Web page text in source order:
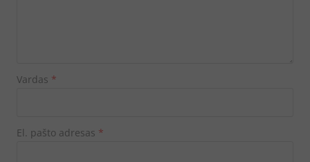
Vardas *
El. pašto adresas *